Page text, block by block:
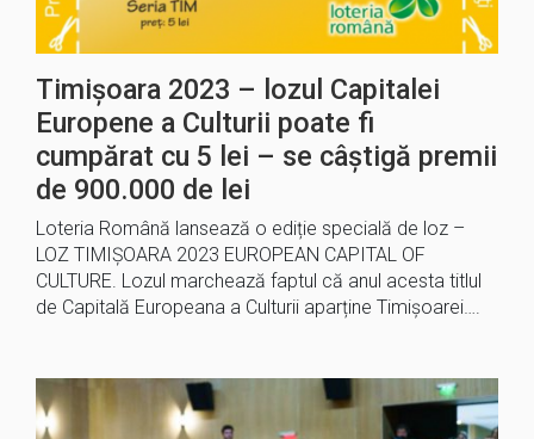
Timișoara 2023 – lozul Capitalei
Europene a Culturii poate fi
cumpărat cu 5 lei – se câștigă premii
de 900.000 de lei
Loteria Română lansează o ediție specială de loz –
LOZ TIMIȘOARA 2023 EUROPEAN CAPITAL OF
CULTURE. Lozul marchează faptul că anul acesta titlul
de Capitală Europeana a Culturii aparține Timișoarei….